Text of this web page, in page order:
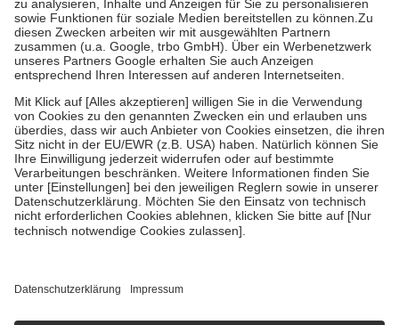
Bei Heilmitteln und häuslicher Krankenpflege beträgt die
Zuzahlung zehn Prozent der Kosten sowie zehn Euro je
Verordnung.
Um das Engagement der Versicherten für ihre eigene Gesundheit zu
stärken und die besondere Stellung der Familie zu unterstützen,
fallenkeine Zuzahlungenan bei:
• Kindern und Jugendlichen bis zum vollendeten 18. Lebensjahr
mit Ausnahme der Fahrkosten
• Untersuchungen zur Vorsorge und Früherkennung, die von der
GKV getragen werden
• empfohlenen Schutzimpfungen
• Harn- und Blutteststreifen
getroffen, um sicherzustellen, dass es sich um echte Bewertungen